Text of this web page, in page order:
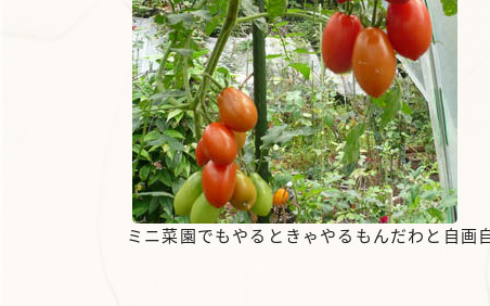
ミニ菜園でもやるときゃやるもんだわと自